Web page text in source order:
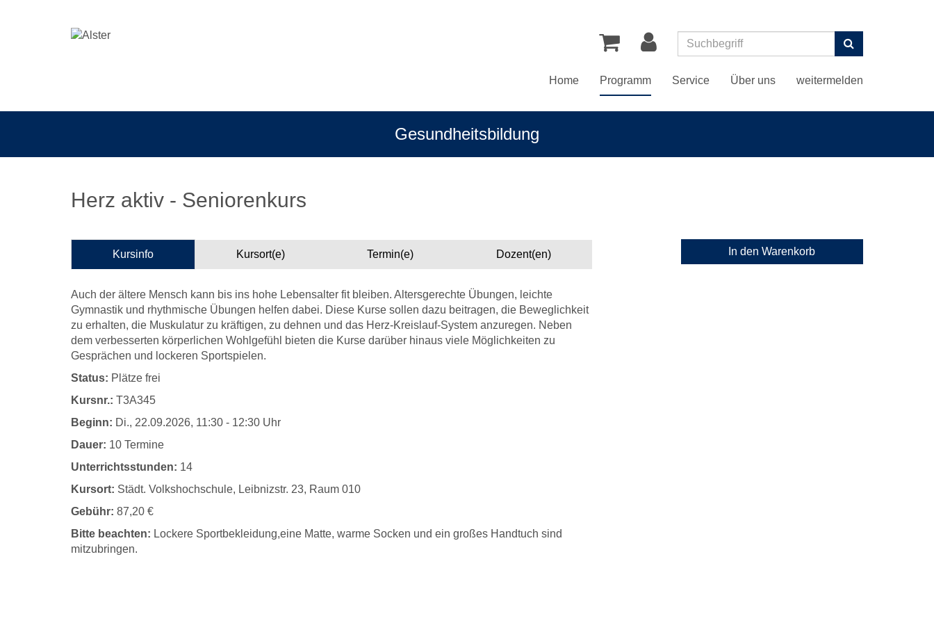
Suchen
Home Programm Service Über uns weitermelden
Gesundheitsbildung
Herz aktiv - Seniorenkurs
Kursinfo Kursort(e) Termin(e) Dozent(en)
Auch der ältere Mensch kann bis ins hohe Lebensalter fit bleiben. Altersgerechte Übungen, leichte
Gymnastik und rhythmische Übungen helfen dabei. Diese Kurse sollen dazu beitragen, die Beweglichkeit
zu erhalten, die Muskulatur zu kräftigen, zu dehnen und das Herz-Kreislauf-System anzuregen. Neben
dem verbesserten körperlichen Wohlgefühl bieten die Kurse darüber hinaus viele Möglichkeiten zu
Gesprächen und lockeren Sportspielen.
Status: Plätze frei
Kursnr.: T3A345
Beginn: Di., 22.09.2026, 11:30 - 12:30 Uhr
Dauer: 10 Termine
Unterrichtsstunden: 14
Kursort: Städt. Volkshochschule, Leibnizstr. 23, Raum 010
Gebühr: 87,20 €
Bitte beachten: Lockere Sportbekleidung,eine Matte, warme Socken und ein großes Handtuch sind
mitzubringen.
In den Warenkorb